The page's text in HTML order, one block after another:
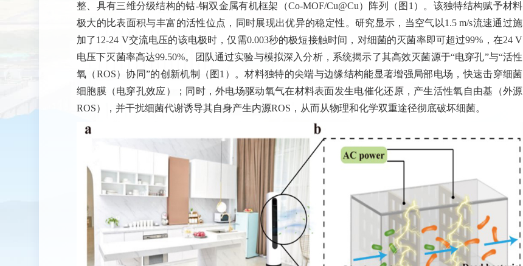
整、具有三维分级结构的钴-铜双金属有机框架（Co-MOF/Cu@Cu）阵列（图1）。该独特结构赋予材料
极大的比表面积与丰富的活性位点，同时展现出优异的稳定性。研究显示，当空气以1.5 m/s流速通过施
加了12-24 V交流电压的该电极时，仅需0.003秒的极短接触时间，对细菌的灭菌率即可超过99%，在24 V
电压下灭菌率高达99.50%。团队通过实验与模拟深入分析，系统揭示了其高效灭菌源于“电穿孔”与“活性
氧（ROS）协同”的创新机制（图1）。材料独特的尖端与边缘结构能显著增强局部电场，快速击穿细菌
细胞膜（电穿孔效应）；同时，外电场驱动氧气在材料表面发生电催化还原，产生活性氧自由基（外源
ROS），并干扰细菌代谢诱导其自身产生内源ROS，从而从物理和化学双重途径彻底破坏细菌。